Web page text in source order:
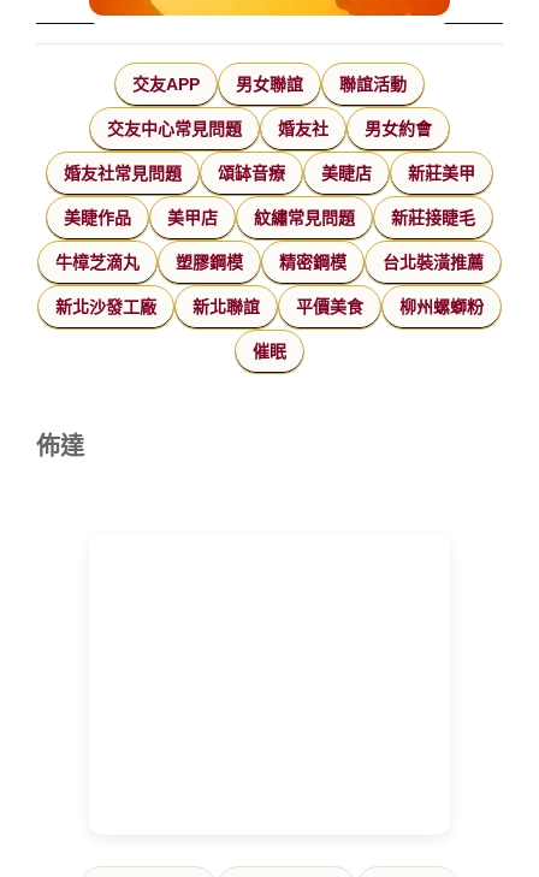
交友APP 男女聯誼 聯誼活動
交友中心常見問題 婚友社 男女約會
婚友社常見問題 頌缽音療 美睫店 新莊美甲
美睫作品 美甲店 紋繡常見問題 新莊接睫毛
牛樟芝滴丸 塑膠鋼模 精密鋼模 台北裝潢推薦
新北沙發工廠 新北聯誼 平價美食 柳州螺螄粉
催眠
佈達